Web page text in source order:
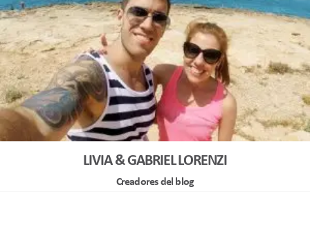
LIVIA & GABRIEL LORENZI
Creadores del blog